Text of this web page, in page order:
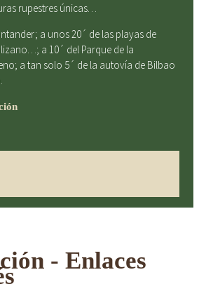
rupestres únicas…
a unos 20´ de las playas de
a 10´ del Parque de la
a tan solo 5´ de la autovía de Bilbao
- Enlaces